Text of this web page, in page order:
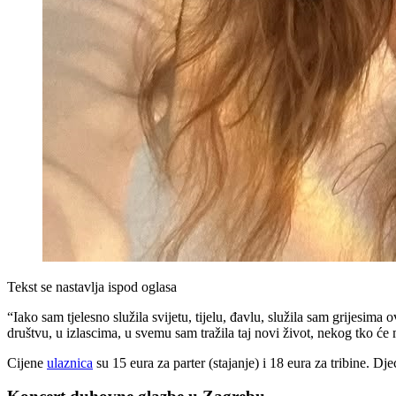
Tekst se nastavlja ispod oglasa
“Iako sam tjelesno služila svijetu, tijelu, đavlu, služila sam
društvu, u izlascima, u svemu sam tražila taj novi život, nekog tko
Cijene ulaznica su 15 eura za parter (stajanje) i 18 eura za tribine.